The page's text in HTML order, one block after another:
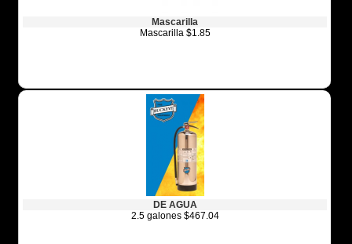
Mascarilla
Mascarilla $1.85
DE AGUA
2.5 galones $467.04